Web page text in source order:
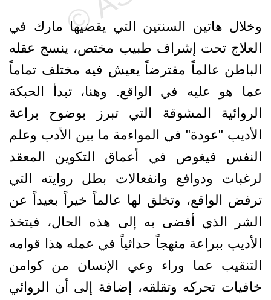
وخلال هاتين السنتين التي يقضيها مارك في
العلاج تحت إشراف طبيب مختص، ينسج عقله
الباطن عالماً مفترضاً يعيش فيه مختلف تماماً
عما هو عليه في الواقع. وهنا، تبدأ الحبكة
الروائية المشوقة التي تبرز بوضوح براعة
الأديب "عودة" في المواءمة ما بين الأدب وعلم
النفس فيغوص في أعماق التكوين المعقد
لرغبات ودوافع وانفعالات بطل روايته التي
ترفض الواقع، وتخلق لها عالماً خيراً بعيداً عن
الشر الذي أفضى به إلى هذه الحال، فيتخذ
الأديب ببراعة منهجاً حداثياً في عمله هذا قوامه
التنقيب عما وراء وعي الإنسان من كوامن
خافيات تحركه وتقلقه، إضافة إلى أن الروائي